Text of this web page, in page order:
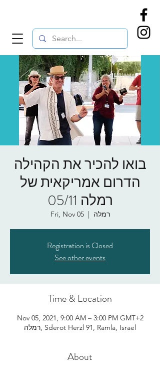
בואו להכיר את הקהילה
הדרום אמריקאית של
רמלה 05/11
Fri, Nov 05
  |
רמלה
Registration is Closed
See other events
Time & Location
Nov 05, 2021, 9:00 AM – 3:00 PM GMT+2
רמלה, Sderot Herzl 91, Ramla, Israel
About